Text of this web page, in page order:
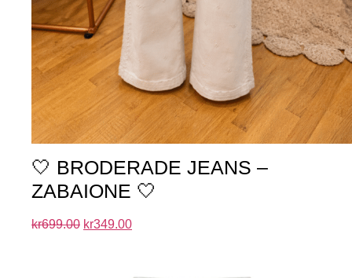
🤍 BRODERADE JEANS –
ZABAIONE 🤍
kr699.00 kr349.00